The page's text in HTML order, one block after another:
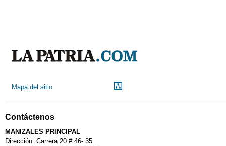
Calendario Tributario
Mapa del sitio
Contáctenos
MANIZALES PRINCIPAL
Dirección: Carrera 20 # 46- 35